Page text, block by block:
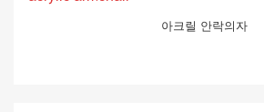
아크릴 안락의자